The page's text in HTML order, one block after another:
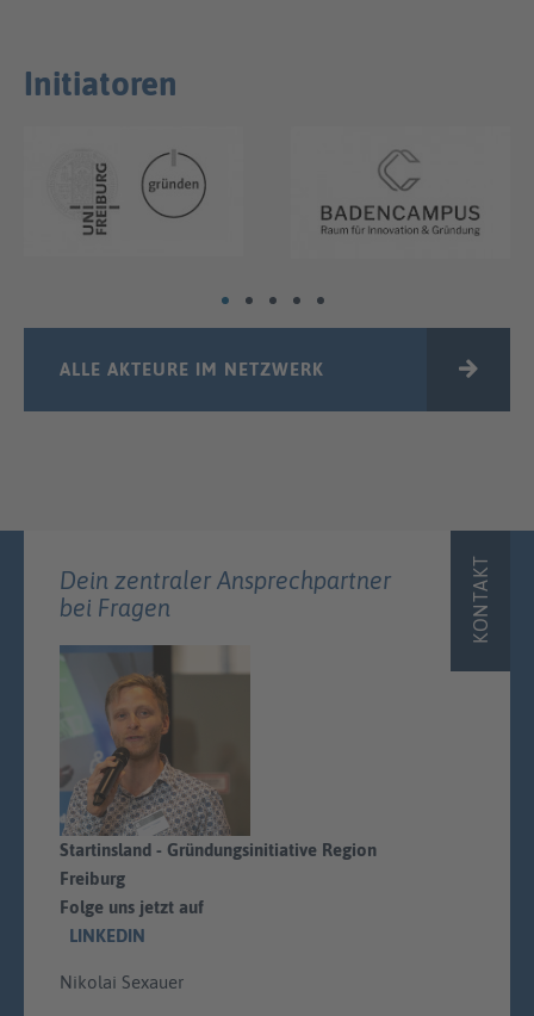
Initiatoren
ALLE AKTEURE IM NETZWERK
KONTAKT
Dein zentraler Ansprechpartner
bei Fragen
Startinsland - Gründungsinitiative Region
Freiburg
Folge uns jetzt auf
LINKEDIN
Nikolai Sexauer